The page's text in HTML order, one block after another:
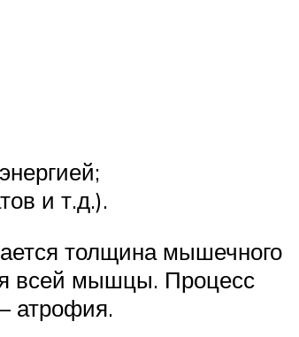
и т.д.).
толщина мышечного
всей мышцы. Процесс
атрофия.